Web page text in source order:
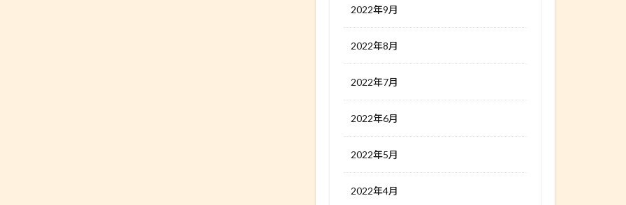
2022年9月
2022年8月
2022年7月
2022年6月
2022年5月
2022年4月